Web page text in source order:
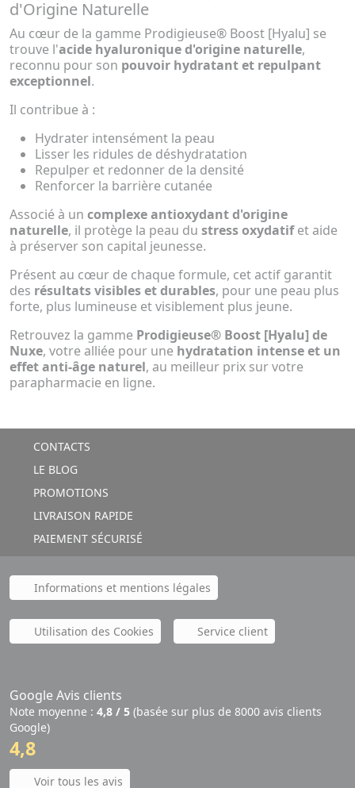
d'Origine Naturelle
Au cœur de la gamme Prodigieuse® Boost [Hyalu] se
trouve l'acide hyaluronique d'origine naturelle,
reconnu pour son pouvoir hydratant et repulpant
exceptionnel.
Il contribue à :
Hydrater intensément la peau
Lisser les ridules de déshydratation
Repulper et redonner de la densité
Renforcer la barrière cutanée
Associé à un complexe antioxydant d'origine
naturelle, il protège la peau du stress oxydatifet aide
à préserver son capital jeunesse.
Présent au cœur de chaque formule, cet actif garantit
des résultats visibles et durables, pour une peau plus
forte, plus lumineuse et visiblement plus jeune.
Retrouvez la gamme Prodigieuse® Boost [Hyalu] de
Nuxe, votre alliée pour une hydratation intense et un
effet anti-âge naturel, au meilleur prix sur votre
parapharmacie en ligne.
CONTACTS
LE BLOG
PROMOTIONS
LIVRAISON RAPIDE
PAIEMENT SÉCURISÉ
Informations et mentions légales
Utilisation des Cookies Service client
Google Avis clients
Note moyenne : 4,8 / 5 (basée sur plus de 8000 avis clients
Google)
4,8
Voir tous les avis